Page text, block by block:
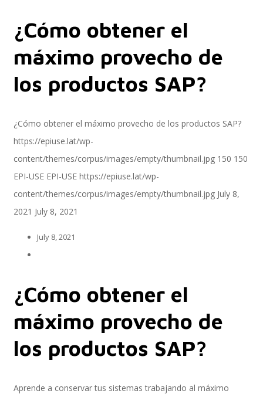
Servicios
Servicios y productos cloud
SAP S/4 HANA
EPI-US4HANA
Implementación SAP SuccessFactors
Implementación Nómina Cloud Sap
¿Cómo obtener el
máximo provecho de
los productos SAP?
¿Cómo obtener el máximo provecho de los productos SAP?
https://epiuse.lat/wp-
content/themes/corpus/images/empty/thumbnail.jpg 150 150
EPI-USE EPI-USE https://epiuse.lat/wp-
content/themes/corpus/images/empty/thumbnail.jpg July 8,
2021 July 8, 2021
July 8, 2021
¿Cómo obtener el
máximo provecho de
los productos SAP?
Aprende a conservar tus sistemas trabajando al máximo